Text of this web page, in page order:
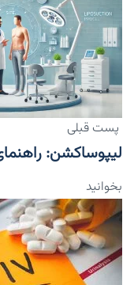
پست قبلی
لیپوساکشن:
بخوانید